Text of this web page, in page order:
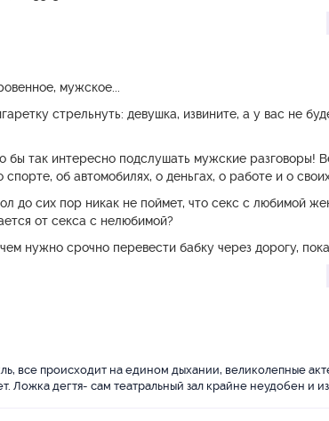
и, на всякий случай, записывали. Драматургии
страниц девяносто, перед нами открылись два пути.
начать писать пьесу, в которой герои
из того, что мы наговорили.
пока не сократили бы полностью. Да и сюжет пьесы,
выкинул все лишнее. Тем более, что этот сюжет
никем, а просто произнести лучшее из
этом возрасте?
женщины.
мужское...
стрельнуть: девушка, извините, а у вас не
так интересно подслушать мужские разговоры!
об автомобилях, о деньгах, о работе и о
до сих пор никак не поймет, что секс с любимой
от секса с нелюбимой?
нужно срочно перевести бабку через дорогу,
помочь разобраться в личных проблемах?
детьми. Наглыми, пузатенькими, лысеющими, но
сорок лет их детства всегда самые сложные…
назвать одним из самых популярных.
все происходит на едином дыхании, великолепные
Ложка дегтя- сам театральный зал крайне неудобен и